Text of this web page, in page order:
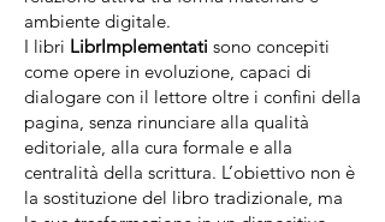
ambiente digitale.
I libri LibrImplementati sono concepiti
come opere in evoluzione, capaci di
dialogare con il lettore oltre i confini della
pagina, senza rinunciare alla qualità
editoriale, alla cura formale e alla
centralità della scrittura. L’obiettivo non è
la sostituzione del libro tradizionale, ma